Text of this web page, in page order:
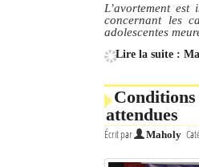
L’avortement
concernant les
adolescentes
Lire la suite :
attendues
Écrit par Maholy